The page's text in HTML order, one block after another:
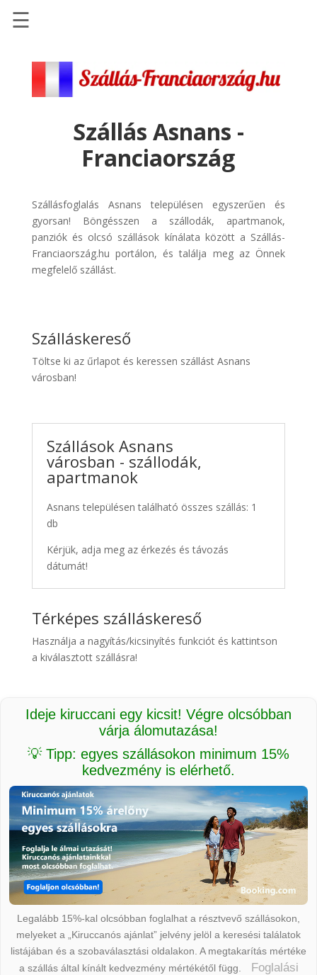
Szállások
Repülőjegy
pénzvisszatérítéssel
Discover
Cars
Transzfer
☰
Szállás Asnans -
Franciaország
Szállásfoglalás Asnans településen egyszerűen és
gyorsan! Böngésszen a szállodák, apartmanok,
panziók és olcsó szállások kínálata között a Szállás-
Franciaország.hu portálon, és találja meg az Önnek
megfelelő szállást.
Szálláskereső
Töltse ki az űrlapot és keressen szállást Asnans
városban!
Szállások Asnans
városban - szállodák,
apartmanok
Asnans településen található összes szállás: 1
db
Kérjük, adja meg az érkezés és távozás
dátumát!
Térképes szálláskereső
Használja a nagyítás/kicsinyítés funkciót és kattintson
a kiválasztott szállásra!
Ideje kiruccani egy kicsit! Végre olcsóbban
várja álomutazása!
💡 Tipp: egyes szállásokon minimum 15%
kedvezmény is elérhető.
Legalább 15%-kal olcsóbban foglalhat a résztvevő szállásokon,
melyeket a „Kiruccanós ajánlat” jelvény jelöl a keresési találatok
listájában és a szobaválasztási oldalakon. A megtakarítás mértéke
a szállás által kínált kedvezmény mértékétől függ.
Foglalási